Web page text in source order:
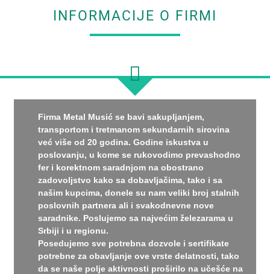
INFORMACIJE O FIRMI
Firma Metal Musić se bavi sakupljanjem,
transportom i tretmanom sekundarnih sirovina
već više od 20 godina. Godine iskustva u
poslovanju, u kome se rukovodimo prevashodno
fer i korektnom saradnjom na obostrano
zadovoljstvo kako sa dobavljačima, tako i sa
našim kupcima, donele su nam veliki broj stalnih
poslovnih partnera ali i svakodnevne nove
saradnike. Poslujemo sa najvećim železarama u
Srbiji i u regionu.
Posedujemo sve potrebna dozvole i sertifikate
potrebne za obavljanje ove vrste delatnosti, tako
da se naše polje aktivnosti proširilo na učešće na